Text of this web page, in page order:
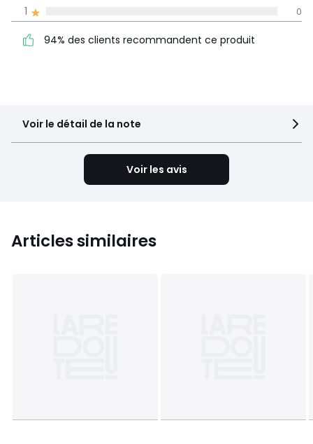
4 1
5
Voir le détail de la note
1 0
94% des clients recommandent ce produit
Voir les avis
Articles similaires